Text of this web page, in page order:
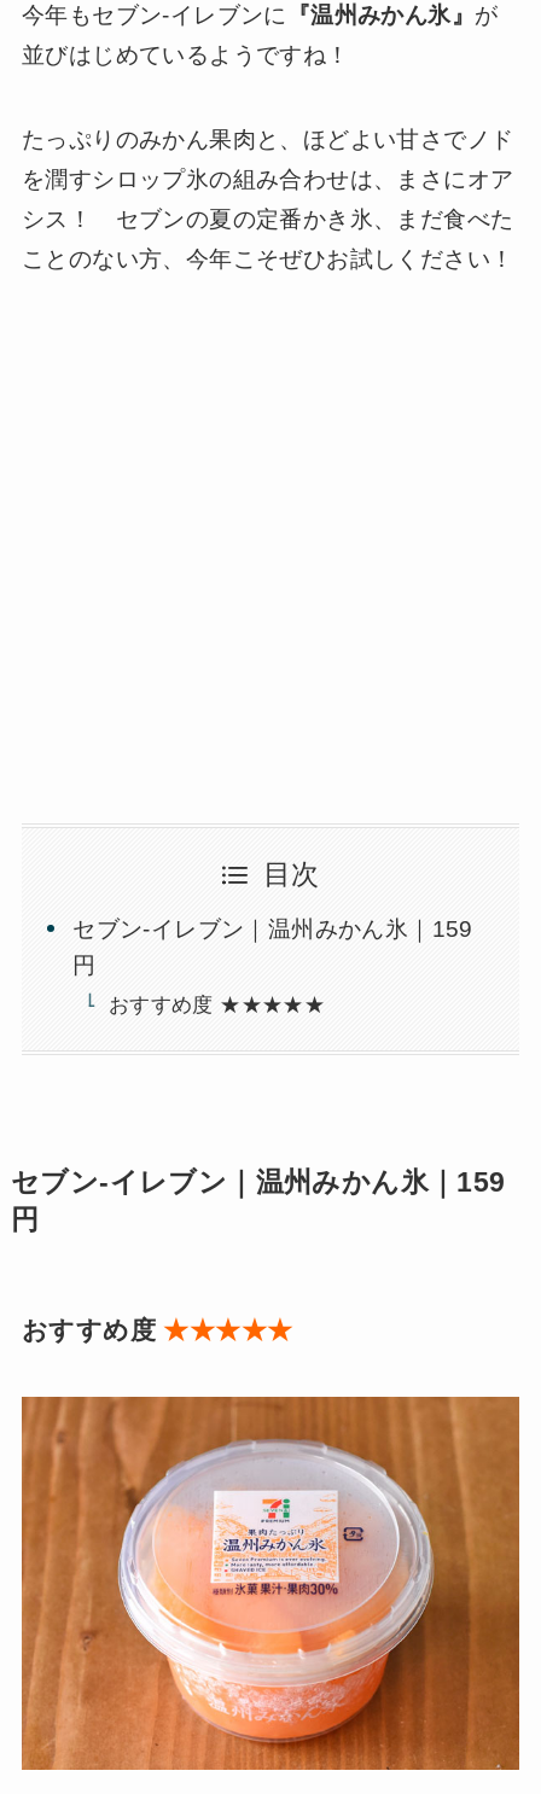
今年もセブン-イレブンに 『温州みかん氷』 が
並びはじめているようですね！
たっぷりのみかん果肉と、ほどよい甘さでノド
を潤すシロップ氷の組み合わせは、まさにオア
シス！ セブンの夏の定番かき氷、まだ食べた
ことのない方、今年こそぜひお試しください！
目次
セブン-イレブン｜温州みかん氷｜159
円
おすすめ度 ★★★★★
セブン-イレブン｜温州みかん氷｜159
円
おすすめ度★★★★★